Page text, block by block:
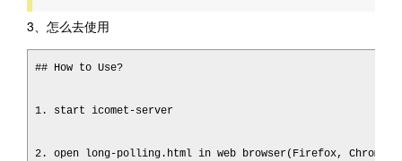
3、怎么去使用
## How to Use?
1. start icomet-server
2. open long-polling.html in web browser(Firefox,